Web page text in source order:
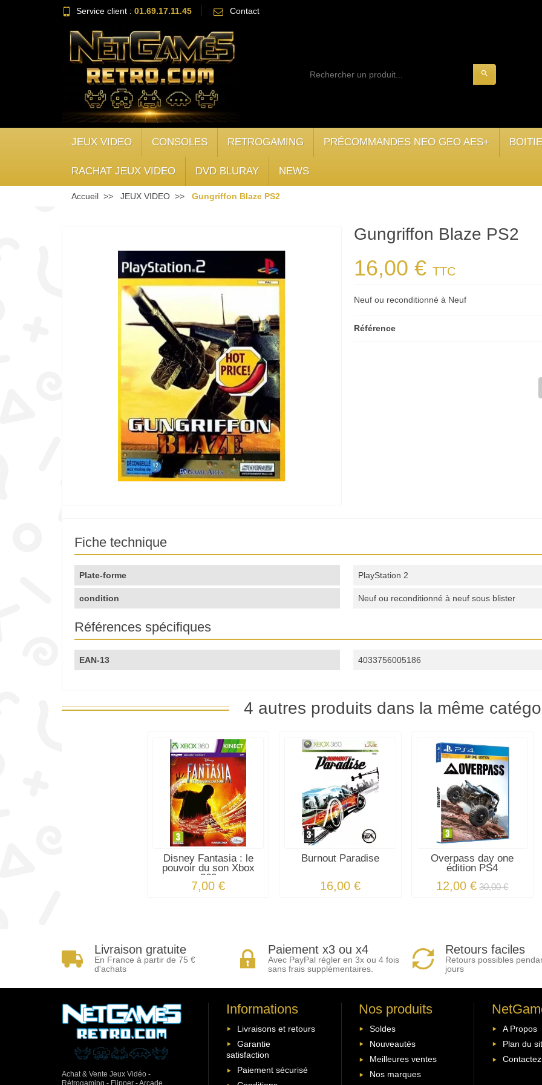
Service client : 01.69.17.11.45 Contact
search
JEUX VIDEO CONSOLES RETROGAMING PRÉCOMMANDES NEO GEO AES+
RACHAT JEUX VIDEO DVD BLURAY NEWS
Accueil JEUX VIDEO Gungriffon Blaze PS2
Gungriffon Blaze PS2
16,00 €TTC
Neuf ou reconditionné à Neuf
Référence
Fiche technique
Plate-forme PlayStation 2
condition Neuf ou reconditionné à neuf sous blister
Références spécifiques
EAN-13 4033756005186
4 autres produits dans la même
Disney Fantasia : le
pouvoir du son Xbox
360
7,00 €
Burnout Paradise
16,00 €
Overpass day one
édition PS4
12,00 € 30,00 €
Livraison gratuite
En France à partir de 75 €
d'achats
Paiement x3 ou x4
Avec PayPal régler en 3x ou 4 fois
sans frais supplémentaires.
Retours faciles
Retours possibles
jours
Achat & Vente Jeux Vidéo -
Rétrogaming - Flipper - Arcade
Informations
Livraisons et retours
Garantie
satisfaction
Paiement sécurisé
Nos produits
Soldes
Nouveautés
Meilleures ventes
Nos marques
A Propos
Plan du